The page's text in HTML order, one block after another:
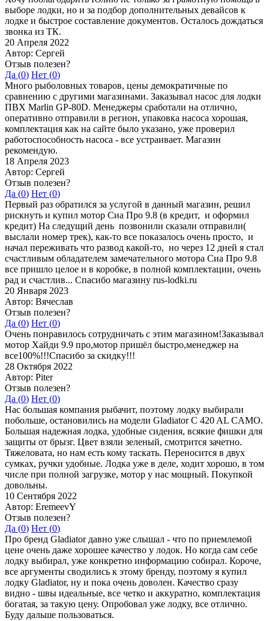
выборе лодки, но и за подбор дополнительных девайсов к
лодке и быстрое составление документов. Осталось дождаться
звонка из ТК.
20 Апреля 2022
Автор: Сергей
Отзыв полезен?
Да (0) Нет (0)
Много рыболовных товаров, цены демократичные по
сравнению с другими магазинами. Заказывал насос для лодки
ПВХ Marlin GP-80D. Менеджеры сработали на отлично,
оперативно отправили в регион, упаковка насоса хорошая,
комплектация как на сайте было указано, уже проверил
работоспособность насоса - все устраивает. Магазин
рекомендую.
18 Апреля 2023
Автор: Сергей
Отзыв полезен?
Да (0) Нет (0)
Первый раз обратился за услугой в данный магазин, решил
рискнуть и купил мотор Сиа Про 9.8 (в кредит, и оформил
кредит) На следущий день позвонили сказали отправили(
выслали номер трек), как-то все показалось очень просто, и
начал переживать что развод какой-то, но через 12 дней я стал
счастливым обладателем замечательного мотора Сиа Про 9.8
все пришло целое и в коробке, в полной комплектации, очень
рад и счастлив... Спасибо магазину rus-lodki.ru
20 Января 2023
Автор: Вячеслав
Отзыв полезен?
Да (0) Нет (0)
Очень понравилось сотрудничать с этим магазином!Заказывал
мотор Хайди 9.9 про,мотор пришёл быстро,менеджер на
все100%!!!Спасибо за скидку!!!
28 Октября 2022
Автор: Piter
Отзыв полезен?
Да (0) Нет (0)
Нас большая компания рыбачит, поэтому лодку выбирали
побольше, остановились на модели Gladiator C 420 AL CAMO.
Большая надежная лодка, удобные сидения, всякие фишки для
защиты от брызг. Цвет взяли зеленый, смотрится зачетно.
Тяжеловата, но нам есть кому таскать. Переносится в двух
сумках, ручки удобные. Лодка уже в деле, ходит хорошо, в том
числе при полной загрузке, мотор у нас мощный. Покупкой
довольны.
10 Сентября 2022
Автор: EremeevY
Отзыв полезен?
Да (0) Нет (0)
Про бренд Gladiator давно уже слышал - что по приемлемой
цене очень даже хорошее качество у лодок. Но когда сам себе
лодку выбирал, уже конкретно информацию собирал. Короче,
все аргументы сводились к этому бренду, поэтому я купил
лодку Gladiator, ну и пока очень доволен. Качество сразу
видно - швы идеальные, все четко и аккуратно, комплектация
богатая, за такую цену. Опробовал уже лодку, все отлично.
Буду дальше пользоваться.